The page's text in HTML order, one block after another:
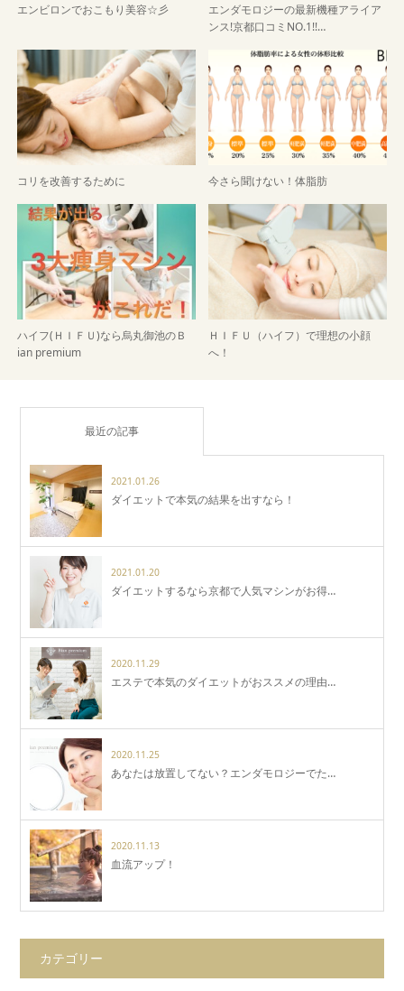
エンビロンでおこもり美容☆彡
エンダモロジーの最新機種アライア
ンス!京都口コミNO.1!!…
コリを改善するために 今さら聞けない！体脂肪
ハイフ(ＨＩＦＵ)なら烏丸御池のＢ
ian premium
ＨＩＦＵ（ハイフ）で理想の小顔
へ！
最近の記事
2021.01.26
ダイエットで本気の結果を出すなら！
2021.01.20
ダイエットするなら京都で人気マシンがお得…
2020.11.29
エステで本気のダイエットがおススメの理由…
2020.11.25
あなたは放置してない？エンダモロジーでた…
2020.11.13
血流アップ！
カテゴリー